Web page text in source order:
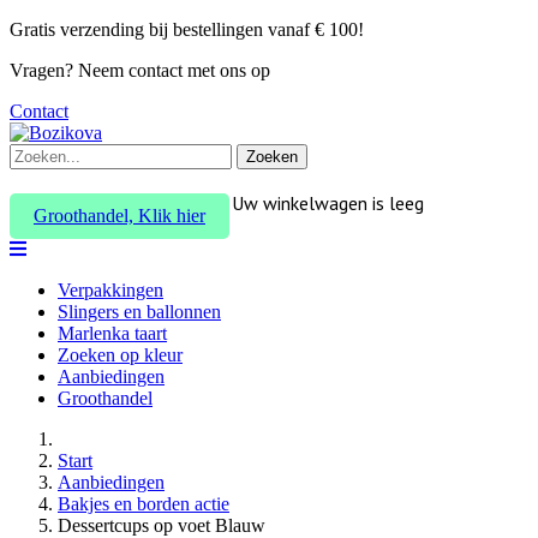
Gratis verzending bij bestellingen vanaf € 100!
Vragen? Neem contact met ons op
Contact
Zoeken
Groothandel, Klik hier
Uw winkelwagen is leeg
Verpakkingen
Slingers en ballonnen
Marlenka taart
Zoeken op kleur
Aanbiedingen
Groothandel
Start
Aanbiedingen
Bakjes en borden actie
Dessertcups op voet Blauw